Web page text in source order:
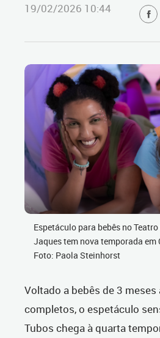
19/02/2026 10:44
Espetáculo para bebês no Teatro
Jaques tem nova temporada em
Foto: Paola Steinhorst
Voltado a bebês de 3 meses
completos, o espetáculo
Tubos chega à quarta